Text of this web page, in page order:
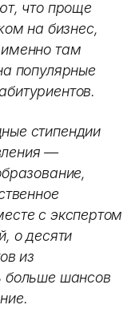
что проще
на бизнес,
там
популярные
стипендии
—
с экспертом
о десяти
из
больше шансов